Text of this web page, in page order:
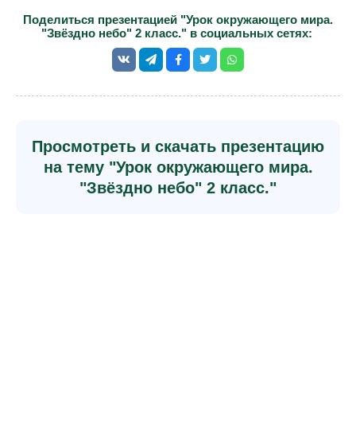
Поделиться презентацией "Урок окружающего мира.
"Звёздно небо" 2 класс." в социальных сетях:
Просмотреть и скачать презентацию
на тему "Урок окружающего мира.
"Звёздно небо" 2 класс."